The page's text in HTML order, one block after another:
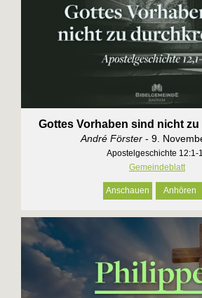
Gottes Vorhaben sind nicht
André Förster- 9.
Apostelgeschichte 12:1-
Gemeindeblatt
Anschauen Anhören